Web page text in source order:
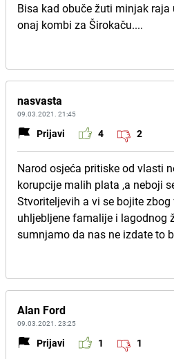
Bisa kad obuče žuti minjak
onaj kombi za Širokaču....
nasvasta
09.03.2021. 21:45
Prijavi 4 2
Narod osjeća pritiske od vlasti
korupcije malih plata ,a neboji
Stvoriteljevih a vi se bojite
uhljebljene famalije i lagodnog
sumnjamo da nas ne izdate to
Alan Ford
09.03.2021. 23:25
Prijavi 1 1